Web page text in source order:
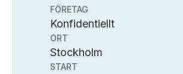
FÖRETAG
Konfidentiellt
ORT
Stockholm
START